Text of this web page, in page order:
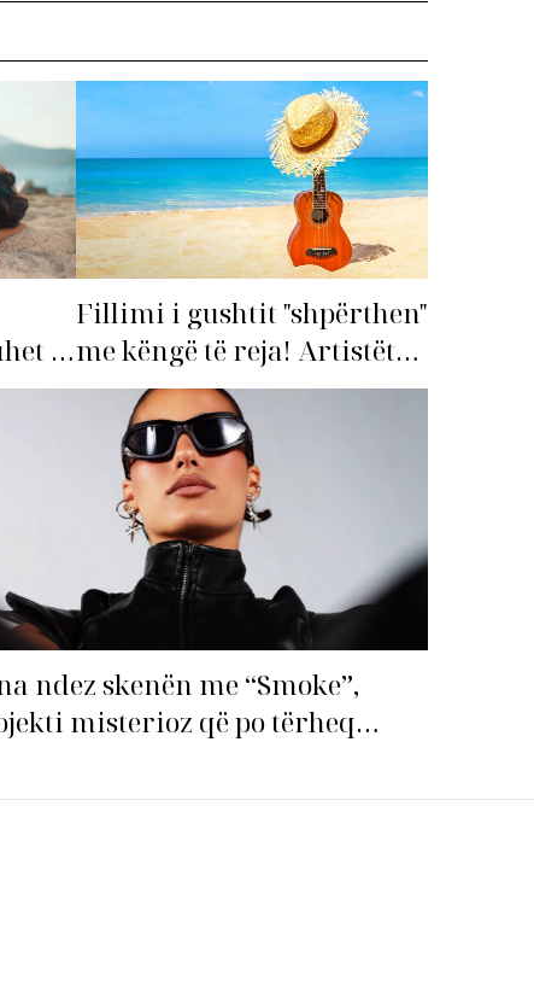
të
Fillimi i gushtit "shpërthen"
me këngë të reja! Artistët
shqiptarë hapin garën për
hitin e verës!
ndez skenën me “Smoke”,
misterioz që po tërheq